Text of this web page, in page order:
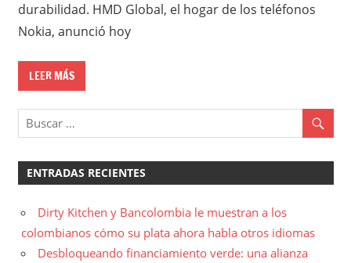
durabilidad. HMD Global, el hogar de los teléfonos
Nokia, anunció hoy
LEER MÁS
ENTRADAS RECIENTES
Dirty Kitchen y Bancolombia le muestran a los
colombianos cómo su plata ahora habla otros idiomas
Desbloqueando financiamiento verde: una alianza